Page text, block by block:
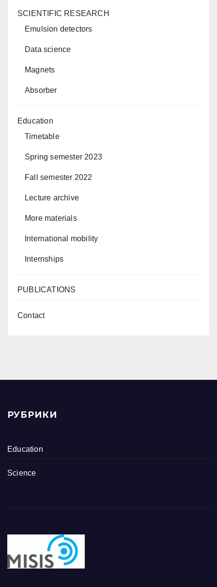
SCIENTIFIC RESEARCH
Emulsion detectors
Data science
Magnets
Absorber
Education
Timetable
Spring semester 2023
Fall semester 2022
Lecture archive
More materials
International mobility
Internships
PUBLICATIONS
Contact
РУБРИКИ
Education
Science